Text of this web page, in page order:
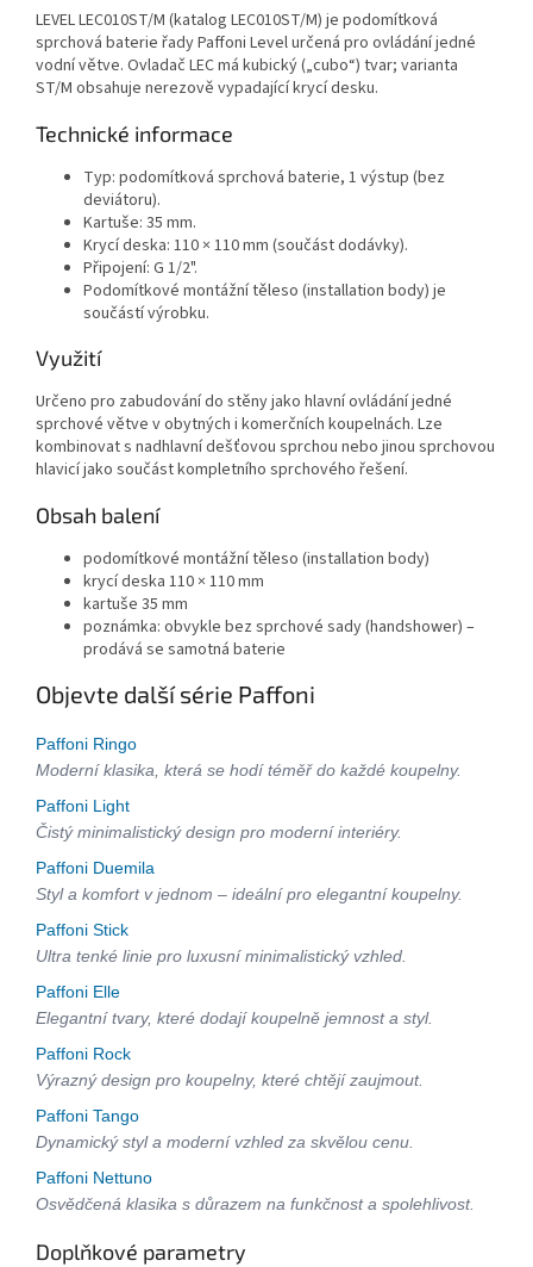
LEVEL LEC010ST/M (katalog LEC010ST/M) je podomítková
sprchová baterie řady Paffoni Level určená pro ovládání jedné
vodní větve. Ovladač LEC má kubický („cubo“) tvar; varianta
ST/M obsahuje nerezově vypadající krycí desku.
Technické informace
Typ: podomítková sprchová baterie, 1 výstup (bez
deviátoru).
Kartuše: 35 mm.
Krycí deska: 110 × 110 mm (součást dodávky).
Připojení: G 1/2".
Podomítkové montážní těleso (installation body) je
součástí výrobku.
Využití
Určeno pro zabudování do stěny jako hlavní ovládání jedné
sprchové větve v obytných i komerčních koupelnách. Lze
kombinovat s nadhlavní dešťovou sprchou nebo jinou sprchovou
hlavicí jako součást kompletního sprchového řešení.
Obsah balení
podomítkové montážní těleso (installation body)
krycí deska 110 × 110 mm
kartuše 35 mm
poznámka: obvykle bez sprchové sady (handshower) –
prodává se samotná baterie
Objevte další série Paffoni
Paffoni Ringo
Moderní klasika, která se hodí téměř do každé koupelny.
Paffoni Light
Čistý minimalistický design pro moderní interiéry.
Paffoni Duemila
Styl a komfort v jednom – ideální pro elegantní koupelny.
Paffoni Stick
Ultra tenké linie pro luxusní minimalistický vzhled.
Paffoni Elle
Elegantní tvary, které dodají koupelně jemnost a styl.
Paffoni Rock
Výrazný design pro koupelny, které chtějí zaujmout.
Paffoni Tango
Dynamický styl a moderní vzhled za skvělou cenu.
Paffoni Nettuno
Osvědčená klasika s důrazem na funkčnost a spolehlivost.
Doplňkové parametry